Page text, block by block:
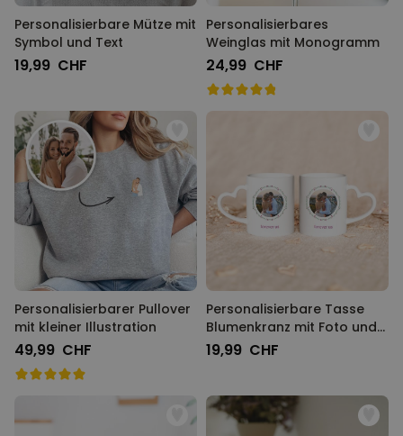
Personalisierbare Mütze mit
Symbol und Text
19,99 CHF
Personalisierbares
Weinglas mit Monogramm
24,99 CHF
Personalisierbarer Pullover
mit kleiner Illustration
49,99 CHF
Personalisierbare Tasse
Blumenkranz mit Foto und
Text
19,99 CHF